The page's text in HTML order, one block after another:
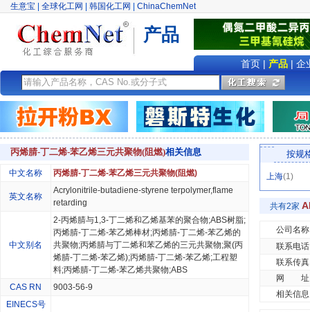
生意宝 全球化工网 韩国化工网 ChinaChemNet
产品
首页| 产品| 企
丙烯腈-丁二烯-苯乙烯三元共聚物(阻燃)相关信息
中文名称 丙烯腈-丁二烯-苯乙烯三元共聚物(阻燃)
英文名称
Acrylonitrile-butadiene-styrene terpolymer,flame
retarding
中文别名
2-丙烯腈与1,3-丁二烯和乙烯基苯的聚合物;ABS树脂;
丙烯腈-丁二烯-苯乙烯棒材;丙烯腈-丁二烯-苯乙烯的
共聚物;丙烯腈与丁二烯和苯乙烯的三元共聚物;聚(丙
烯腈-丁二烯-苯乙烯);丙烯腈-丁二烯-苯乙烯;工程塑
料;丙烯腈-丁二烯-苯乙烯共聚物;ABS
CAS RN
9003-56-9
EINECS号
按规
上海(1)
共有2家
公司名称
联系电话
联系传真
网 址
相关信息